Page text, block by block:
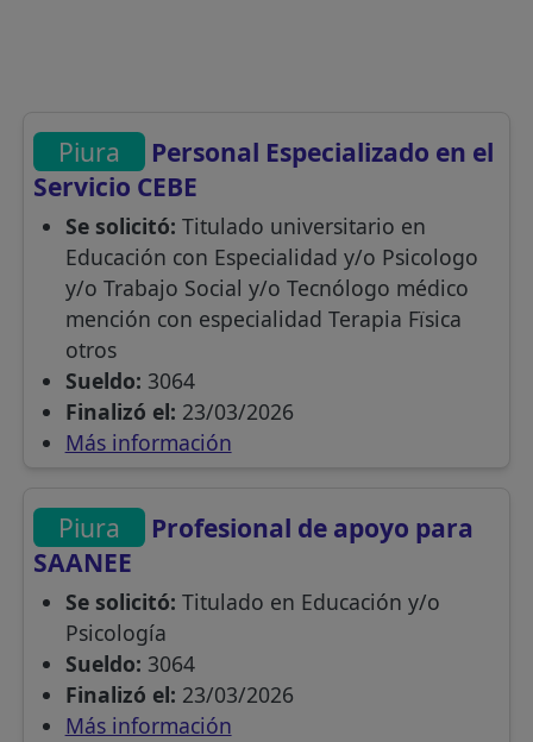
Piura
Personal Especializado en el
Servicio CEBE
Se solicitó: Titulado universitario en
Educación con Especialidad y/o Psicologo
y/o Trabajo Social y/o Tecnólogo médico
mención con especialidad Terapia Fïsica
otros
Sueldo: 3064
Finalizó el: 23/03/2026
Más información
Piura
Profesional de apoyo para
SAANEE
Se solicitó: Titulado en Educación y/o
Psicología
Sueldo: 3064
Finalizó el: 23/03/2026
Más información